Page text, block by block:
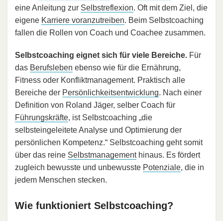
eine Anleitung zur Selbstreflexion. Oft mit dem Ziel, die
eigene Karriere voranzutreiben. Beim Selbstcoaching
fallen die Rollen von Coach und Coachee zusammen.
Selbstcoaching eignet sich für viele Bereiche. Für
das Berufsleben ebenso wie für die Ernährung,
Fitness oder Konfliktmanagement. Praktisch alle
Bereiche der Persönlichkeitsentwicklung. Nach einer
Definition von Roland Jäger, selber Coach für
Führungskräfte, ist Selbstcoaching „die
selbsteingeleitete Analyse und Optimierung der
persönlichen Kompetenz.“ Selbstcoaching geht somit
über das reine Selbstmanagementhinaus. Es fördert
zugleich bewusste und unbewusste Potenziale, die in
jedem Menschen stecken.
Wie funktioniert Selbstcoaching?